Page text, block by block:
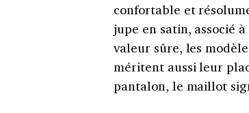
confortable et
jupe en satin, associé
valeur sûre, les
méritent aussi leur
pantalon, le maillot